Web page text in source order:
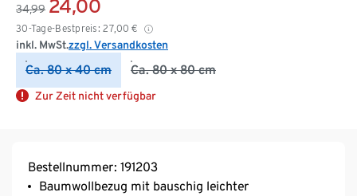
34,99 24,00
30-Tage-Bestpreis: 27,00 €
inkl. MwSt.zzgl. Versandkosten
Ca. 80 x 40 cm Ca. 80 x 80 cm
Zur Zeit nicht verfügbar
Bestellnummer: 191203
Baumwollbezug mit bauschig leichter